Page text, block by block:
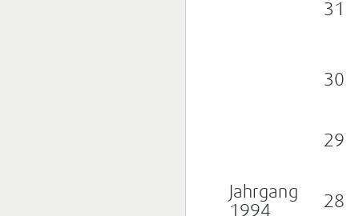
31
30
29
Jahrgang
1994
28